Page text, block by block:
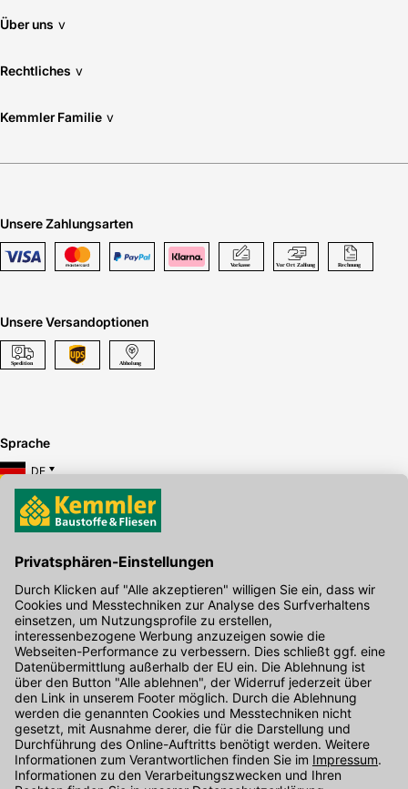
Über uns v
Rechtliches v
Kemmler Familie v
Unsere Zahlungsarten
Unsere Versandoptionen
Sprache
DE
Hier gibt's die kostenlose App
Kontakt
Unser Onlineshop Team ist montags bis freitags von 08:00 - 17:00
Uhr unter der Telefonnummer07071 / 151-151für Sie erreichbar.
Alternativ können Sie unser Kontaktformular nutzen.